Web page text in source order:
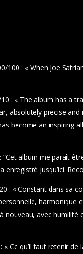
100 : « When Joe
: « The album has a
absolutely precise
become an inspiring
“Cet album me paraît
enregistré jusqu’ici.
: « Constant dans sa
harmonique
nouveau, avec humilité
« Ce qu’il faut retenir